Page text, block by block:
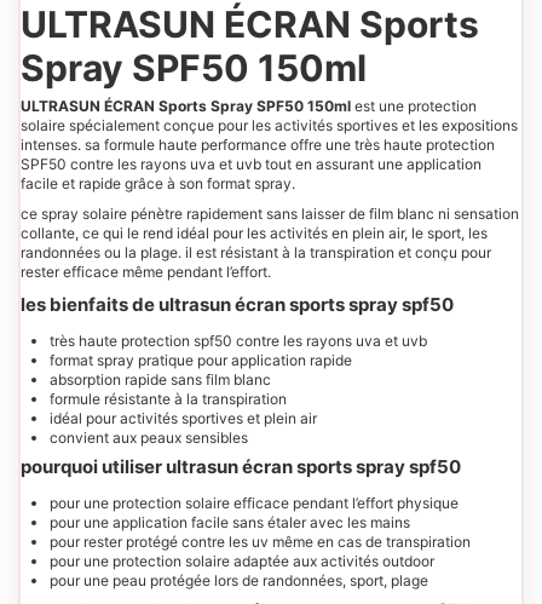
ULTRASUN ÉCRAN Sports
Spray SPF50 150ml
ULTRASUN ÉCRAN Sports Spray SPF50 150ml est une protection
solaire spécialement conçue pour les activités sportives et les expositions
intenses. sa formule haute performance offre une très haute protection
SPF50 contre les rayons uva et uvb tout en assurant une application
facile et rapide grâce à son format spray.
ce spray solaire pénètre rapidement sans laisser de film blanc ni sensation
collante, ce qui le rend idéal pour les activités en plein air, le sport, les
randonnées ou la plage. il est résistant à la transpiration et conçu pour
rester efficace même pendant l’effort.
les bienfaits de ultrasun écran sports spray spf50
très haute protection spf50 contre les rayons uva et uvb
format spray pratique pour application rapide
absorption rapide sans film blanc
formule résistante à la transpiration
idéal pour activités sportives et plein air
convient aux peaux sensibles
pourquoi utiliser ultrasun écran sports spray spf50
pour une protection solaire efficace pendant l’effort physique
pour une application facile sans étaler avec les mains
pour rester protégé contre les uv même en cas de transpiration
pour une protection solaire adaptée aux activités outdoor
pour une peau protégée lors de randonnées, sport, plage